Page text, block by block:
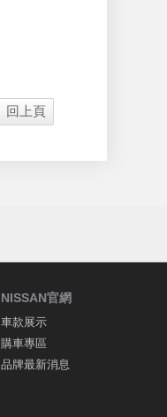
回上頁
NISSAN官網
車款展示
購車專區
品牌最新消息